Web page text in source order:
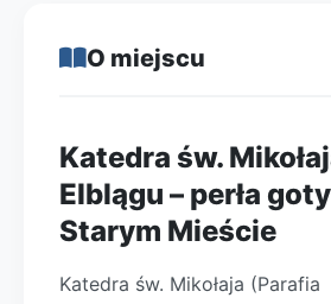
O miejscu
Katedra św.
Elblągu – perła
Starym Mieście
Katedra św. Mikołaja (Parafia